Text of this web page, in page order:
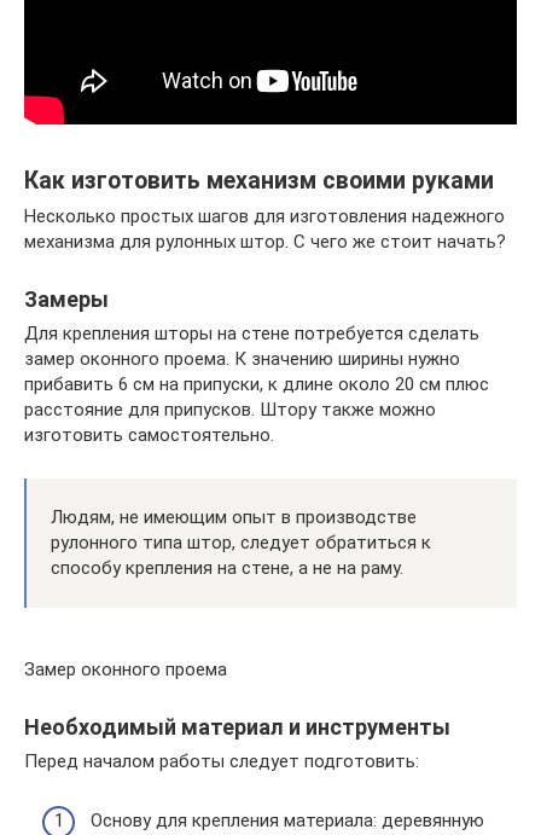
Как изготовить механизм своими руками
Несколько простых шагов для изготовления надежного
механизма для рулонных штор. С чего же стоит начать?
Замеры
Для крепления шторы на стене потребуется сделать
замер оконного проема. К значению ширины нужно
прибавить 6 см на припуски, к длине около 20 см плюс
расстояние для припусков. Штору также можно
изготовить самостоятельно.
Людям, не имеющим опыт в производстве
рулонного типа штор, следует обратиться к
способу крепления на стене, а не на раму.
Замер оконного проема
Необходимый материал и инструменты
Перед началом работы следует подготовить:
Основу для крепления материала: деревянную